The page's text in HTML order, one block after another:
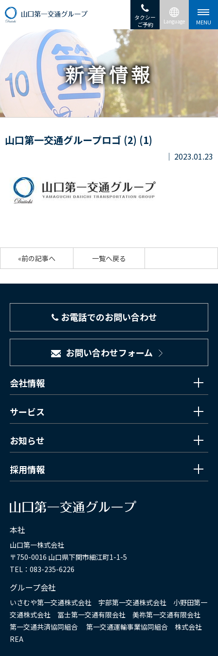
タクシー
ご予約
山口第一交通グループロゴ (2) (1)
2023.01.23
«前の記事へ 一覧へ戻る
お電話でのお問い合わせ
お問い合わせフォーム
会社情報
サービス
お知らせ
採用情報
本社
山口第一株式会社
〒750-0016 山口県下関市細江町1-1-5
TEL：083-235-6226
グループ会社
いさむや第一交通株式会社 宇部第一交通株式会社 小野田第一
交通株式会社 冨士第一交通有限会社 美祢第一交通有限会社
第一交通共済協同組合 第一交通運輸事業協同組合 株式会社
REA